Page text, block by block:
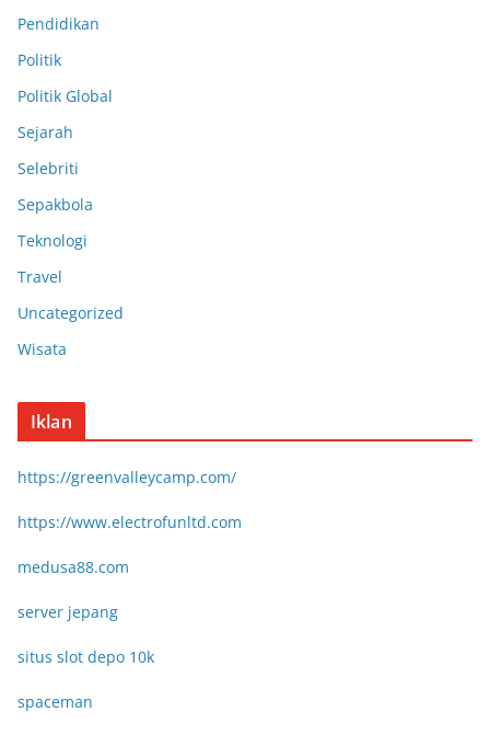
Pendidikan
Politik
Politik Global
Sejarah
Selebriti
Sepakbola
Teknologi
Travel
Uncategorized
Wisata
Iklan
https://greenvalleycamp.com/
https://www.electrofunltd.com
medusa88.com
server jepang
situs slot depo 10k
spaceman